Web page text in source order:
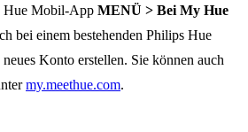
Hue Mobil-App MENÜ > Bei My Hue
bei einem bestehenden Philips Hue
Konto erstellen. Sie können auch
my.meethue.com.